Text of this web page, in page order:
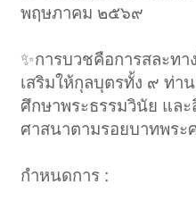
พฤษภาคม ๒๕๖๙
✨การบวชคือการสละทา
เสริมให้กุลบุตรทั้ง ๙ ท่า
ศึกษาพระธรรมวินัย แล
ศาสนาตามรอยบาทพระ
กำหนดการ :